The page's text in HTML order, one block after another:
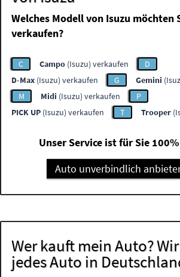
Welches Modell von Isuzu möchten
verkaufen?
C Campo (Isuzu) verkaufen
D
D-Max (Isuzu) verkaufen G Gemini
M
Midi (Isuzu) verkaufen
P
PICK UP (Isuzu) verkaufen T Trooper
Unser Service ist für Sie
Auto unverbindlich
Wer kauft mein Auto?
jedes Auto in